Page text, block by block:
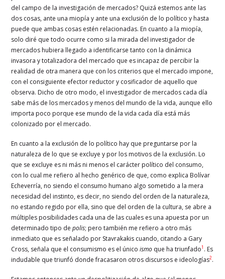
del campo de la investigación de mercados? Quizá estemos ante las
dos cosas, ante una miopía y ante una exclusión de lo político y hasta
puede que ambas cosas estén relacionadas. En cuanto a la miopía,
solo diré que todo ocurre como si la mirada del investigador de
mercados hubiera llegado a identificarse tanto con la dinámica
invasora y totalizadora del mercado que es incapaz de percibir la
realidad de otra manera que con los criterios que el mercado impone,
con el consiguiente efector reductor y cosificador de aquello que
observa. Dicho de otro modo, el investigador de mercados cada día
sabe más de los mercados y menos del mundo de la vida, aunque ello
importa poco porque ese mundo de la vida cada día está más
colonizado por el mercado.
En cuanto a la exclusión de lo político hay que preguntarse por la
naturaleza de lo que se excluye y por los motivos de la exclusión. Lo
que se excluye es ni más ni menos el carácter político del consumo,
con lo cual me refiero al hecho genérico de que, como explica Bolívar
Echeverría, no siendo el consumo humano algo sometido a la mera
necesidad del instinto, es decir, no siendo del orden de la naturaleza,
no estando regido por ella, sino que del orden de la cultura, se abre a
múltiples posibilidades cada una de las cuales es una apuesta por un
determinado tipo depolis; pero también me refiero a otro más
inmediato que es señalado por Stavrakakis cuando, citando a Gary
Cross, señala que el consumismo es el únicoismo que ha triunfado1 . Es
indudable que triunfó donde fracasaron otros discursos e ideologías2.